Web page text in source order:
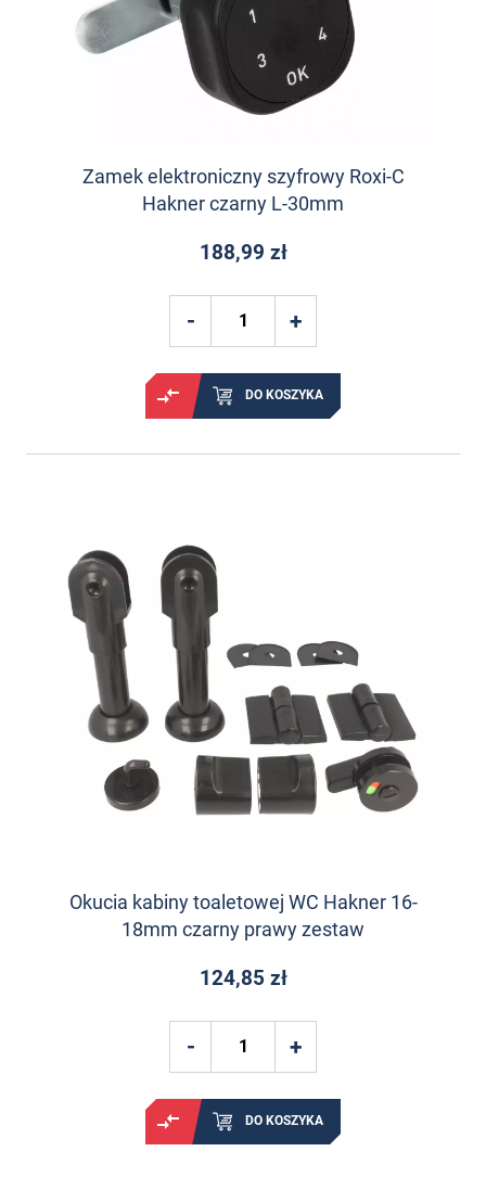
Zamek elektroniczny szyfrowy Roxi-C
Hakner czarny L-30mm
188,99 zł
DO KOSZYKA
Okucia kabiny toaletowej WC Hakner 16-
18mm czarny prawy zestaw
124,85 zł
DO KOSZYKA